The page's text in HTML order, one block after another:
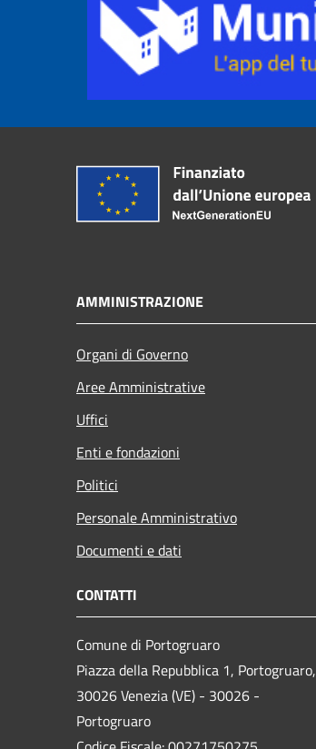
AMMINISTRAZIONE
Organi di Governo
Aree Amministrative
Uffici
Enti e fondazioni
Politici
Personale Amministrativo
Documenti e dati
CONTATTI
Comune di Portogruaro
Piazza della Repubblica 1, Portogruaro,
30026 Venezia (VE) - 30026 -
Portogruaro